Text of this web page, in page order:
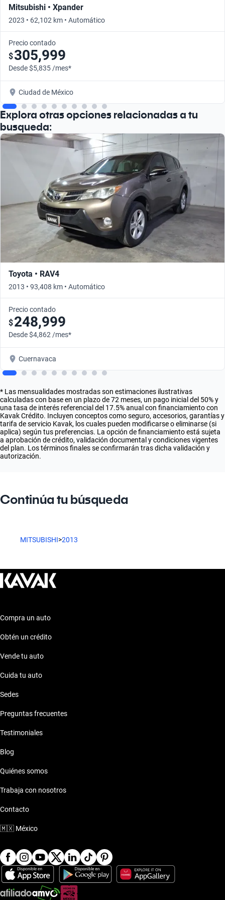
Mitsubishi • Xpander
2023 • 62,102 km • Automático
Precio contado
$305,999
Desde $5,835 /mes*
Ciudad de México
Explora otras opciones relacionadas a tu
busqueda:
Toyota • RAV4
2013 • 93,408 km • Automático
Precio contado
$248,999
Desde $4,862 /mes*
Cuernavaca
* Las mensualidades mostradas son estimaciones ilustrativas
calculadas con base en un plazo de 72 meses, un pago inicial del 50% y
una tasa de interés referencial del 17.5% anual con financiamiento con
Kavak Crédito. Incluyen conceptos como seguro, accesorios, garantías y
tarifa de servicio Kavak, los cuales pueden modificarse o eliminarse (si
aplica) según tus preferencias. La opción de financiamiento está sujeta
a aprobación de crédito, validación documental y condiciones vigentes
del plan. Los términos finales se confirmarán tras dicha validación y
autorización.
Continúa tu búsqueda
MITSUBISHI>2013
Compra un auto
Obtén un crédito
Vende tu auto
Cuida tu auto
Sedes
Preguntas frecuentes
Testimoniales
Blog
Quiénes somos
Trabaja con nosotros
Contacto
🇲🇽 México